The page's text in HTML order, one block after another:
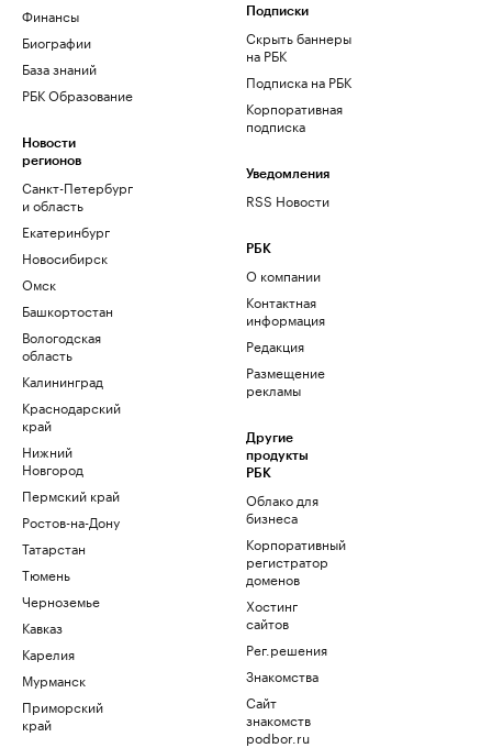
Финансы
Биографии
База знаний
РБК Образование
Новости
регионов
Санкт-Петербург
и область
Екатеринбург
Новосибирск
Омск
Башкортостан
Вологодская
область
Калининград
Краснодарский
край
Нижний
Новгород
Пермский край
Ростов-на-Дону
Татарстан
Тюмень
Черноземье
Кавказ
Карелия
Мурманск
Приморский
край
Подписки
Скрыть баннеры
на РБК
Подписка на РБК
Корпоративная
подписка
Уведомления
RSS Новости
РБК
О компании
Контактная
информация
Редакция
Размещение
рекламы
Другие
продукты
РБК
Облако для
бизнеса
Корпоративный
регистратор
доменов
Хостинг
сайтов
Рег.решения
Знакомства
Сайт
знакомств
podbor.ru